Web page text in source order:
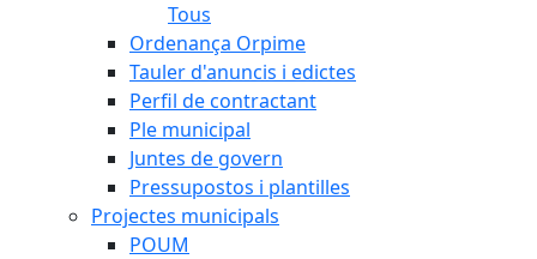
Tous
Ordenança Orpime
Tauler d'anuncis i edictes
Perfil de contractant
Ple municipal
Juntes de govern
Pressupostos i plantilles
Projectes municipals
POUM